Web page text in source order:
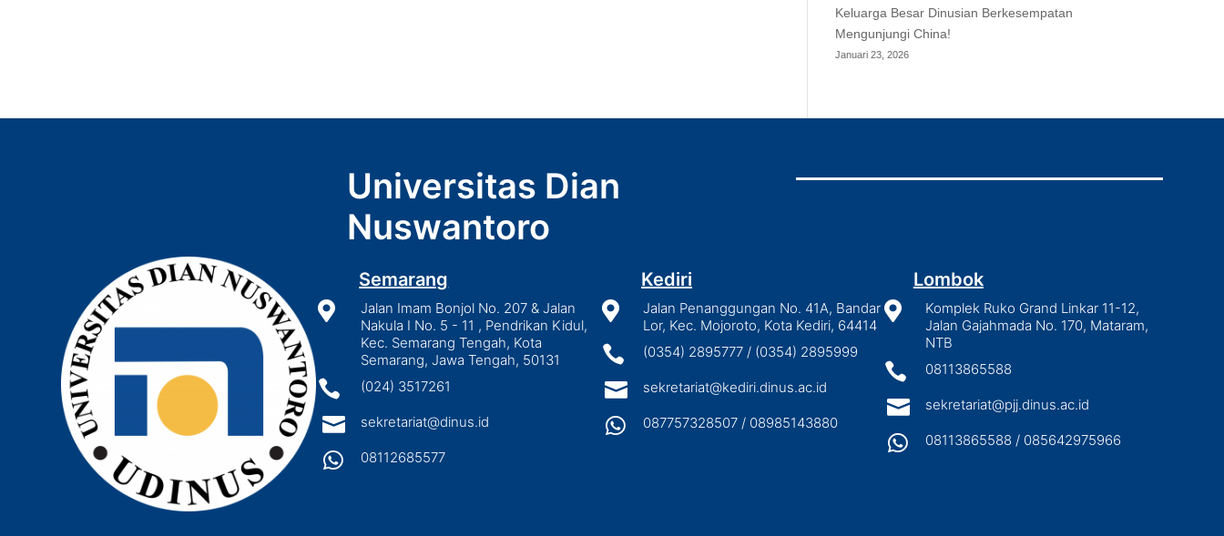
Keluarga Besar Dinusian Berkesempatan
Mengunjungi China!
Januari 23, 2026
Universitas Dian
Nuswantoro
Semarang

Jalan Imam Bonjol No. 207 & Jalan
Nakula I No. 5 - 11 , Pendrikan Kidul,
Kec. Semarang Tengah, Kota
Semarang, Jawa Tengah, 50131
 (024) 3517261
 sekretariat@dinus.id
 08112685577
Kediri

Jalan Penanggungan No. 41A, Bandar
Lor, Kec. Mojoroto, Kota Kediri, 64414
 (0354) 2895777 / (0354) 2895999
 sekretariat@kediri.dinus.ac.id
 087757328507 / 08985143880
Lombok

Komplek Ruko Grand Linkar 11-12,
Jalan Gajahmada No. 170, Mataram,
NTB
 08113865588
 sekretariat@pjj.dinus.ac.id
 08113865588 / 085642975966